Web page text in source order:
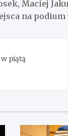
Maciej
na
piątą